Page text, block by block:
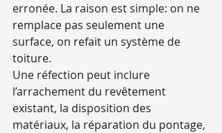
erronée. La raison est simple: on ne
remplace pas seulement une
surface, on refait un système de
toiture.
Une réfection peut inclure
l’arrachement du revêtement
existant, la disposition des
matériaux, la réparation du pontage,